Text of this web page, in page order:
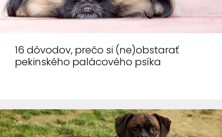
16 dôvodov, prečo si (ne)obstarať
pekinského palácového psíka